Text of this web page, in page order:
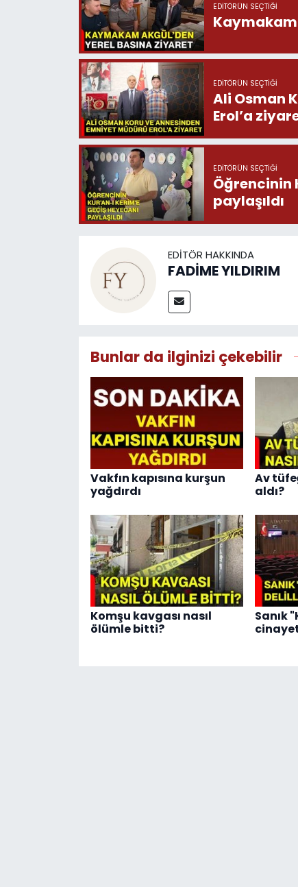
EDITÖRÜN SEÇTIĞI
Kaymakam
EDITÖRÜN SEÇTIĞI
Ali Osman
Erol’a
EDITÖRÜN SEÇTIĞI
Öğrencinin
paylaşıldı
EDITÖR HAKKINDA
FADİME YILDIRIM
Bunlar da ilginizi çekebilir
Vakfın kapısına kurşun
yağdırdı
Av
aldı?
Komşu kavgası nasıl
ölümle bitti?
Sanık